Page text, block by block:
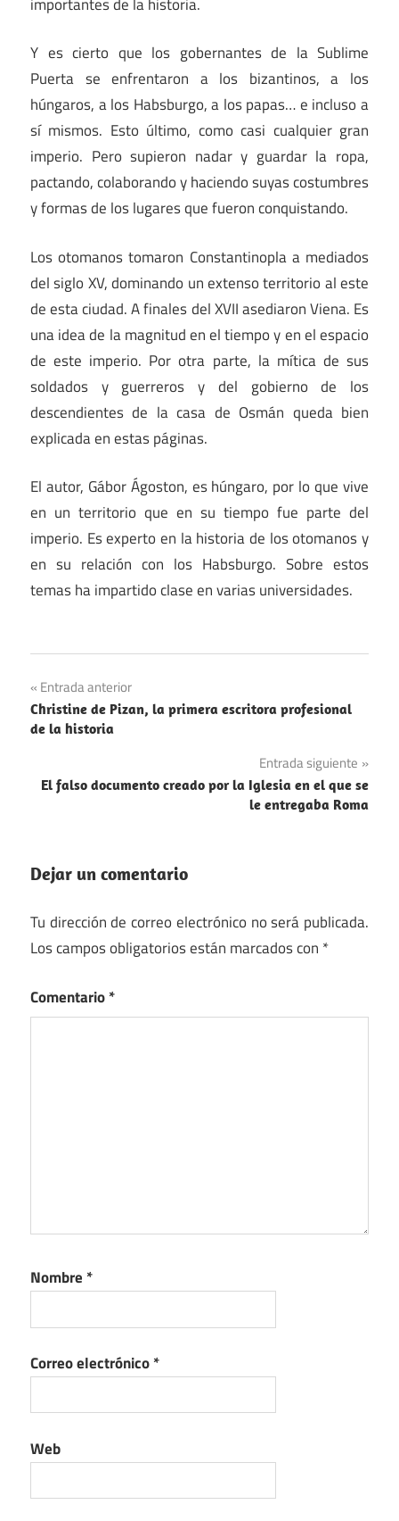
Y es cierto que los gobernantes de la Sublime
Puerta se enfrentaron a los bizantinos, a los
húngaros, a los Habsburgo, a los papas… e incluso a
sí mismos. Esto último, como casi cualquier gran
imperio. Pero supieron nadar y guardar la ropa,
pactando, colaborando y haciendo suyas costumbres
y formas de los lugares que fueron conquistando.
Los otomanos tomaron Constantinopla a mediados
del siglo XV, dominando un extenso territorio al este
de esta ciudad. A finales del XVII asediaron Viena. Es
una idea de la magnitud en el tiempo y en el espacio
de este imperio. Por otra parte, la mítica de sus
soldados y guerreros y del gobierno de los
descendientes de la casa de Osmán queda bien
explicada en estas páginas.
El autor, Gábor Ágoston, es húngaro, por lo que vive
en un territorio que en su tiempo fue parte del
imperio. Es experto en la historia de los otomanos y
en su relación con los Habsburgo. Sobre estos
temas ha impartido clase en varias universidades.
Recomendaciones
Navegación
de
Entrada anterior
Christine de Pizan, la primera escritora profesional
de la historia
Entrada siguiente
El falso documento creado por la Iglesia en el que se
le entregaba Roma
Dejar un comentario
Tu dirección de correo electrónico no será publicada.
Los campos obligatorios están marcados con *
Comentario*
Nombre *
Correo electrónico*
Web